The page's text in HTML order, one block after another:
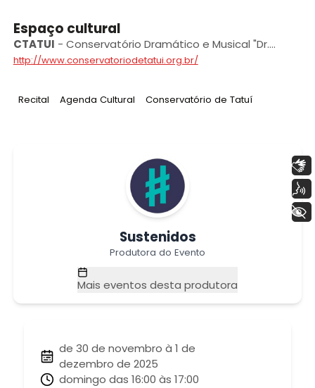
Espaço cultural
CTATUI - Conservatório Dramático e Musical "Dr.
Carlos de Campos” de Tatuí
http://www.conservatoriodetatui.org.br/
Tag:
Recital Tag:
Agenda Cultural Tag:
Conservatório de Tatuí
Sustenidos
Produtora do Evento
Mais eventos desta produtora
de 30 de novembro à 1 de
dezembro de 2025
domingo das 16:00 às 17:00
+ Acessibilidade